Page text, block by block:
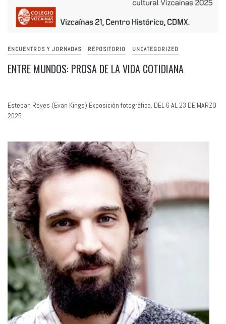
ENCUENTROS Y JORNADAS REPOSITORIO UNCATEGORIZED
ENTRE MUNDOS: PROSA DE LA VIDA COTIDIANA
Esteban Reyes (Evan Kings) Exposición fotográfica. DEL 6 AL 23 DE MARZO
2025.